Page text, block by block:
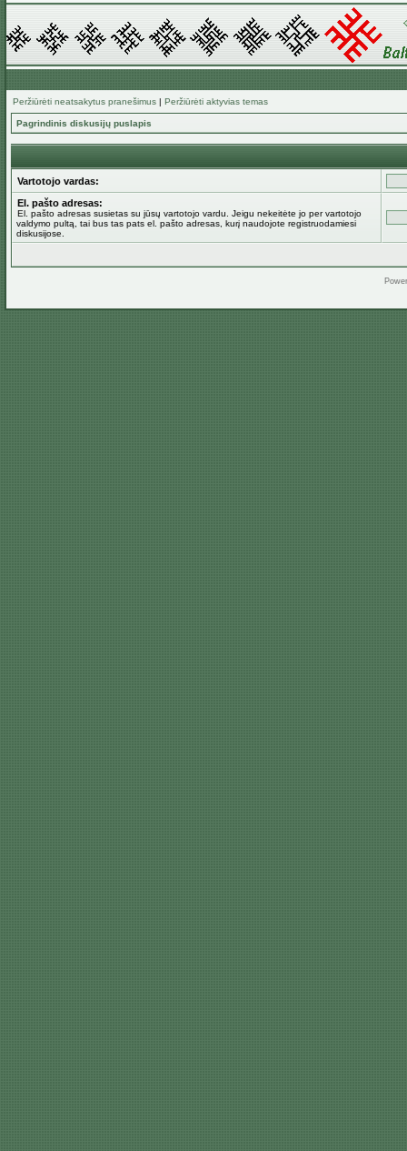
Peržiūrėti neatsakytus pranešimus | Peržiūrėti aktyvias temas
Pagrindinis diskusijų puslapis
Vartotojo vardas:
El. pašto adresas:
El. pašto adresas susietas su jūsų vartotojo vardu. Jeigu nekeitėte jo per vartotojo
valdymo pultą, tai bus tas pats el. pašto adresas, kurį naudojote registruodamiesi
diskusijose.